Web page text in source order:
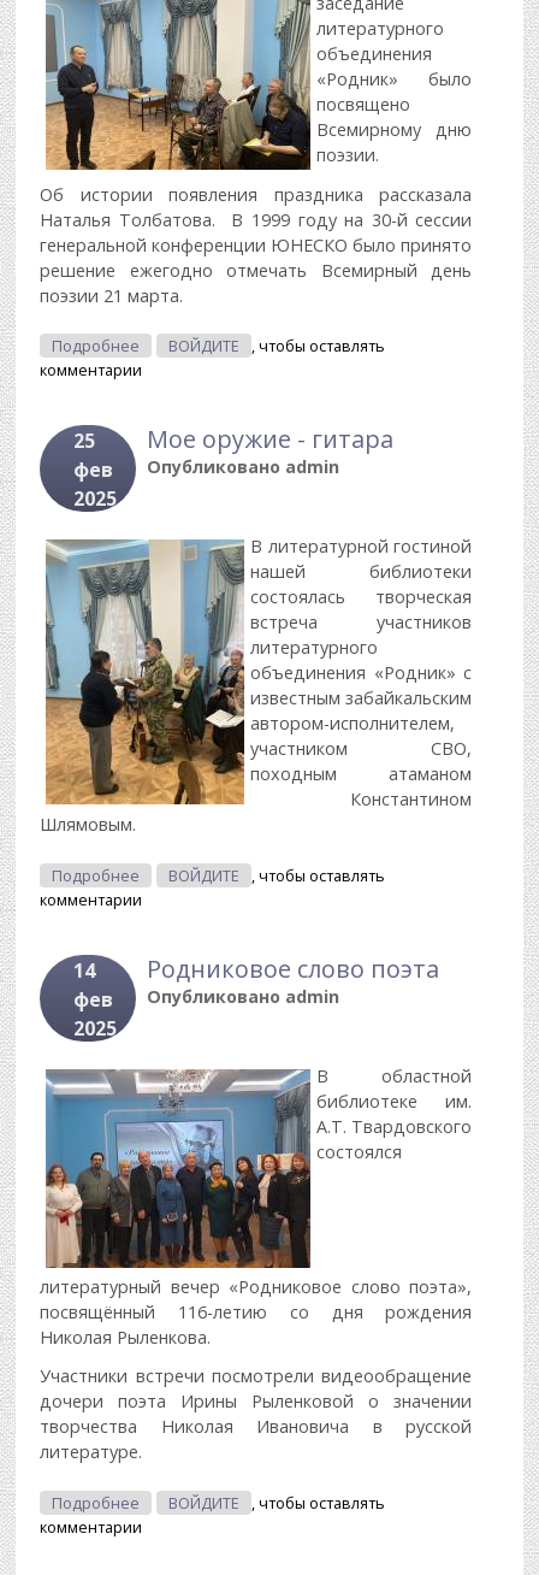
литературного
объединения
«Родник» было
посвящено
Всемирному дню
поэзии.
Об истории появления праздника рассказала
Наталья Толбатова. В 1999 году на 30-й сессии
генеральной конференции ЮНЕСКО было принято
решение ежегодно отмечать Всемирный день
поэзии 21 марта.
Подробнее О Всемирный День Поэзии
ВОЙДИТЕ
, чтобы оставлять
комментарии
25
фев
2025
Мое оружие - гитара
Опубликовано admin
В литературной гостиной
нашей библиотеки
состоялась творческая
встреча участников
литературного
объединения «Родник» с
известным забайкальским
автором-исполнителем,
участником СВО,
походным атаманом
Константином
Шлямовым.
Подробнее О Мое Оружие - Гитара
ВОЙДИТЕ
, чтобы оставлять
комментарии
14
фев
2025
Родниковое слово поэта
Опубликовано admin
В областной
библиотеке им.
А.Т. Твардовского
состоялся
литературный вечер «Родниковое слово поэта»,
посвящённый 116-летию со дня рождения
Николая Рыленкова.
Участники встречи посмотрели видеообращение
дочери поэта Ирины Рыленковой о значении
творчества Николая Ивановича в русской
литературе.
Подробнее О Родниковое Слово Поэта
ВОЙДИТЕ
, чтобы оставлять
комментарии